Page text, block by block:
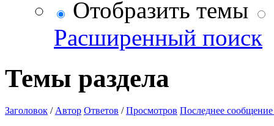
Отобразить темы
Расширенный поиск
Темы раздела
Заголовок / Автор Ответов /Просмотров Последнее сообщение